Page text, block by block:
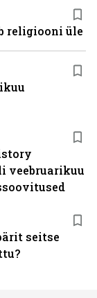
veebruarikuu
seitse
religiooni üle